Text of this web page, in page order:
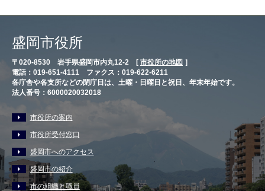
盛岡市役所
〒020-8530 岩手県盛岡市内丸12-2 [ 市役所の地図 ］
電話：019-651-4111 ファクス：019-622-6211
各庁舎や各支所などの閉庁日は、土曜・日曜日と祝日、年末年始です。
法人番号：6000020032018
市役所の案内
市役所受付窓口
盛岡市へのアクセス
盛岡市の紹介
市の組織と職員